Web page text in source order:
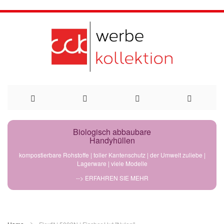
Direkt
Biologisch abbaubare
Handyhüllen
kompostierbare Rohstoffe | toller Kantenschutz | der Umwelt zuliebe |
Lagerware | viele Modelle
--> ERFAHREN SIE MEHR